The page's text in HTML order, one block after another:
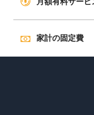
家計の固定費